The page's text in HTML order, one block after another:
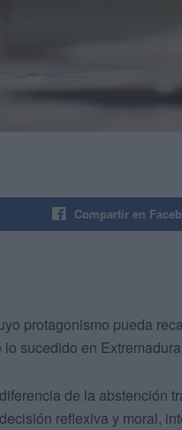
Compartir en
protagonismo pueda
sucedido en
de la abstención
reflexiva y moral,